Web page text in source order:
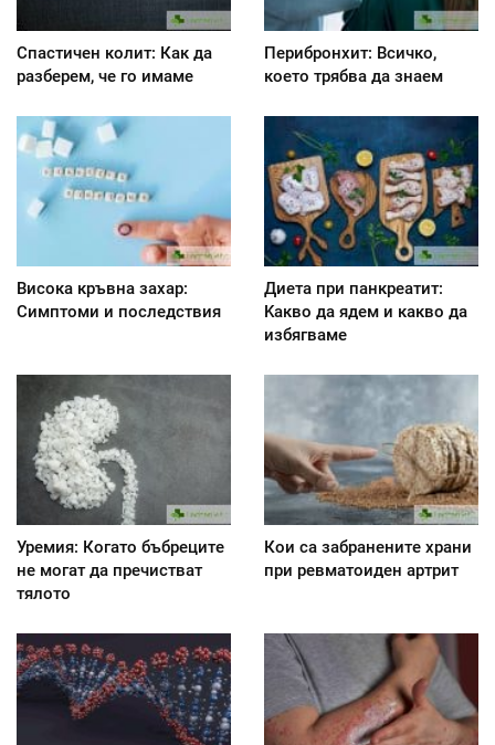
Спастичен колит: Как да
разберем, че го имаме
Перибронхит: Всичко,
което трябва да знаем
Висока кръвна захар:
Симптоми и последствия
Диета при панкреатит:
Kакво да ядем и какво да
избягваме
Уремия: Когато бъбреците
не могат да пречистват
тялото
Кои са забранените храни
при ревматоиден артрит